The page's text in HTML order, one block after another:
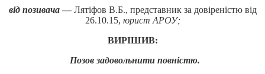
від позивача— Лятіфов В.Б., представник за довіреністю від
26.10.15, юрист АРОУ;
ВИРІШИВ:
Позов задовольнити повністю.